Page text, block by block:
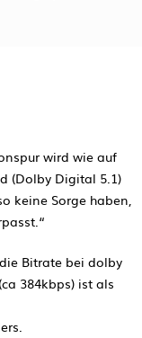
wird wie auf
(Dolby Digital 5.1)
keine Sorge haben,
Bitrate bei dolby
384kbps) ist als